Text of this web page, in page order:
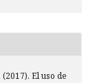
El uso de